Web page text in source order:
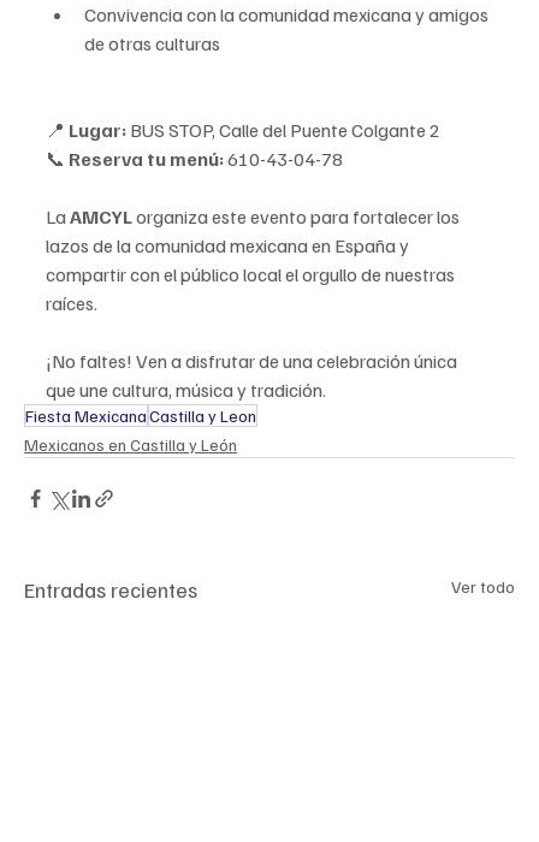
Convivencia con la comunidad mexicana y amigos
de otras culturas
📍 Lugar: BUS STOP, Calle del Puente Colgante 2
📞 Reserva tu menú: 610-43-04-78
La AMCYL organiza este evento para fortalecer los
lazos de la comunidad mexicana en España y
compartir con el público local el orgullo de nuestras
raíces.
¡No faltes! Ven a disfrutar de una celebración única
que une cultura, música y tradición.
Fiesta MexicanaCastilla y Leon
Mexicanos en Castilla y León
Entradas recientes Ver todo